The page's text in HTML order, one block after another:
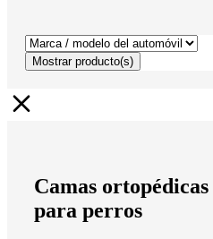
Mostrar producto(s)
Camas ortopédicas
para perros